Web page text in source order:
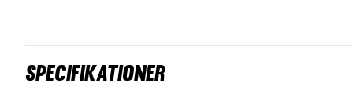
Specifikationer